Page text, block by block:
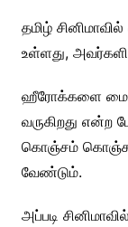
தமிழ்
உள்ளது,
ஹீரோக்களை
வருகிறது என்ற
கொஞ்சம்
வேண்டும்.
அப்படி